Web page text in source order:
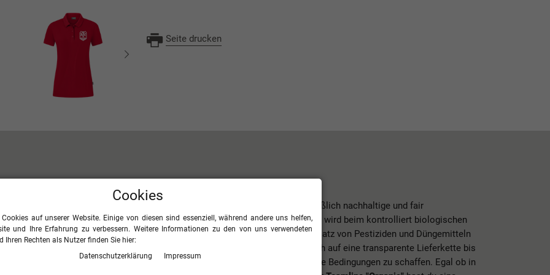
Seite drucken
Polo Organic eine zusätzliche
tragen. Bei der "Stretch-
Elasthan (6%) mit
kommt ausschließlich nachhaltige und fair
produzierteBio-Baumwollezum Einsatz. So wird beim kontrolliert biologischen
Anbau der Baumwolle nicht nur auf den Einsatz von Pestiziden und Düngemitteln
verzichtet und Wasser gespart, sondern auch auf eine transparente Lieferkette bis
hin zum Baumwollanbau geachtet, um fairere Bedingungen zu schaffen. Egal ob in
Cookies
auf unserer Website. Einige von diesen sind essenziell, während andere uns helfen,
und Ihre Erfahrung zu verbessern. Weitere Informationen zu den von uns verwendeten
Ihren Rechten als Nutzer finden Sie hier:
Daten­schutz­erklärung
Impressum